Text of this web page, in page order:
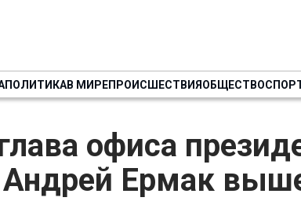
ПОЛИТИКАВ МИРЕПРОИСШЕСТВИЯОБЩЕСТВО
офиса
Ермак